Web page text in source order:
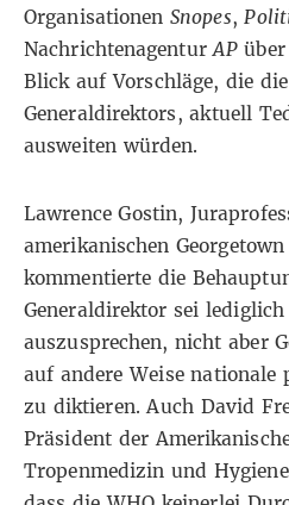
OrganisationenSnopes,
NachrichtenagenturAPüber
Blick auf Vorschläge, die
Generaldirektors, aktuell
ausweiten würden.
Lawrence Gostin,
amerikanischen
kommentierte die
Generaldirektor sei
auszusprechen, nicht aber
auf andere Weise nationale
zu diktieren. Auch David
Präsident der
Tropenmedizin und